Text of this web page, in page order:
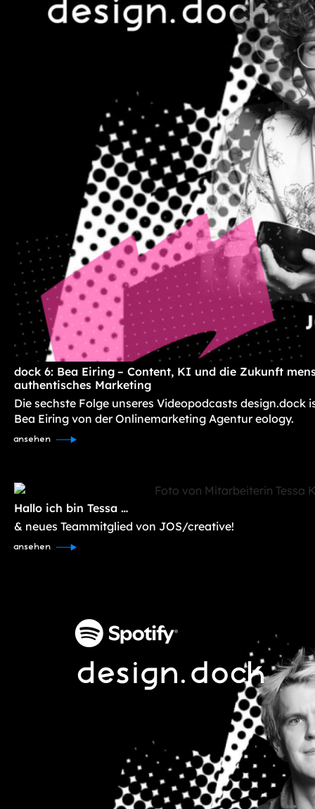
dock 6: Bea Eiring – Content, KI und die Zukunft
authentisches Marketing
Die sechste Folge unseres Videopodcasts design.dock
Bea Eiring von der Onlinemarketing Agentur eology.
ansehen
Hallo ich bin Tessa …
& neues Teammitglied von JOS/creative!
ansehen